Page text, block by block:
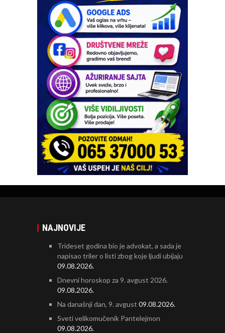
NAJNOVIJE
Trideset godina bio je advokat, a sada je
napisao triler o listi zbog koje ljudi ubijaju
09.08.2026.
Dnevni horoskop za 9. avgust 2026.
09.08.2026.
Na današnji dan, 9. avgust 09.08.2026.
Sveti velikomučenik Pantelejmon
09.08.2026.